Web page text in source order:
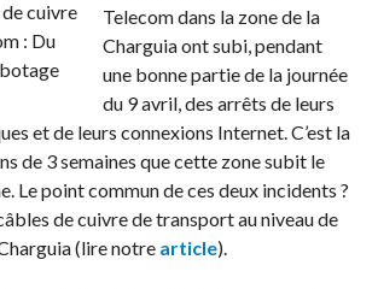
Telecom dans la zone de la
Charguia ont subi, pendant
une bonne partie de la journée
du 9 avril, des arrêts de leurs
et de leurs connexions Internet. C’est la
de 3 semaines que cette zone subit le
Le point commun de ces deux incidents ?
de cuivre de transport au niveau de
(lire notre article).